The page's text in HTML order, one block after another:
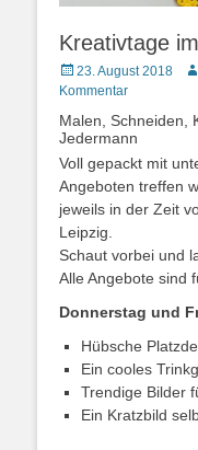
Kreativtage
Posted
on
23. August 2018
Kommentar
Malen, Schneiden,
Jedermann
Voll gepackt mit
Angeboten treffen
jeweils in der Zeit
Leipzig.
Schaut vorbei und
Alle Angebote sind
Donnerstag und
Hübsche
Ein cooles
Trendige Bilder
Ein Kratzbild